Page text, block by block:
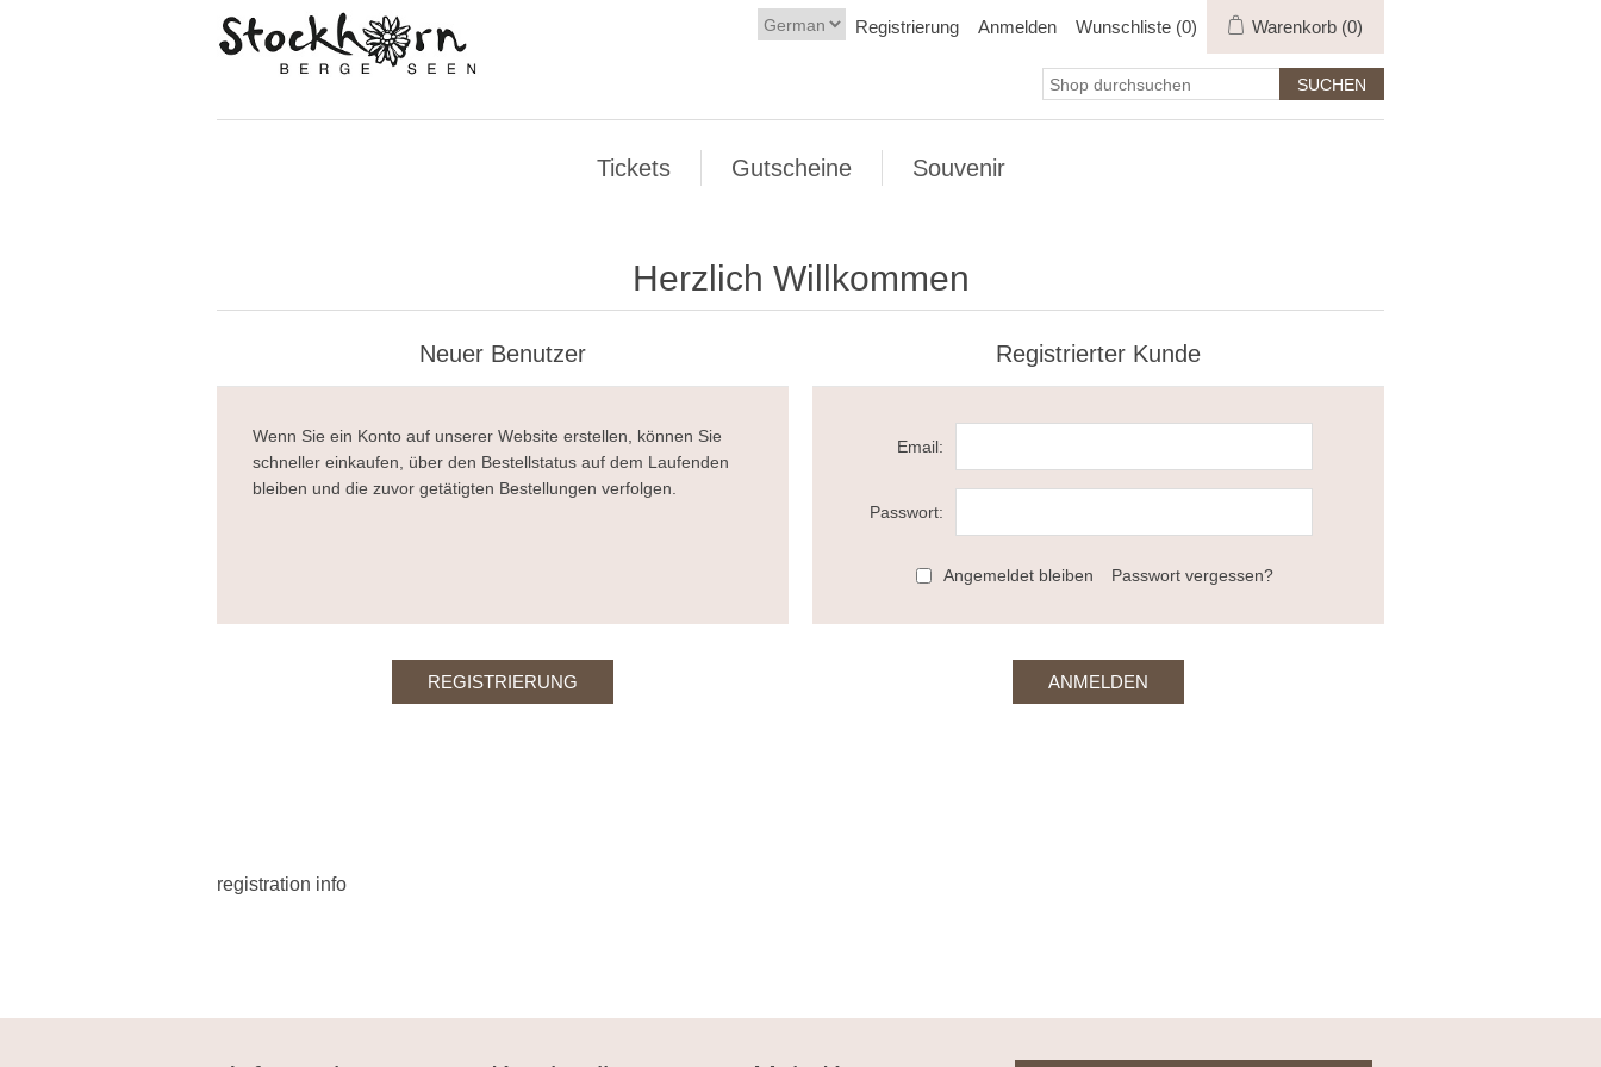
Registrierung Anmelden Wunschliste (0) Warenkorb (0)
Tickets Gutscheine Souvenir
Herzlich Willkommen
Neuer Benutzer
Wenn Sie ein Konto auf unserer Website erstellen, können Sie
schneller einkaufen, über den Bestellstatus auf dem Laufenden
bleiben und die zuvor getätigten Bestellungen verfolgen.
Registrierter Kunde
Email:
Passwort:
Angemeldet bleiben Passwort vergessen?
registration info